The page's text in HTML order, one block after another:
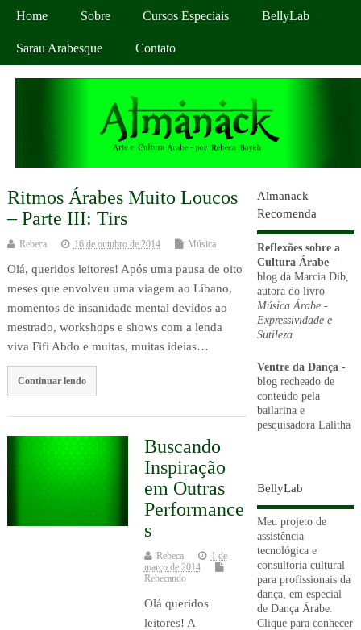
Home Sobre Cursos Especiais BellyLab
Sarau Arabesque Contato
Ritmos Árabes Muito Loucos
– Parte III: Tirs
Rebeca 16 de outubro de 2014 Música
Olá, queridos leitores! Após uma pausa de oito
meses que envolveu uma viagem ao Líbano,
momentos de insanidade mental devidos ao
mestrado, workshops e shows com a lenda
viva Fifi Abdo e muitas, muitas ideias…
Continuar lendo
Buscando
Inspiração
em Outras
Performance
s
Rebeca
1 de
março de 2014
Rebecando
Olá queridos
leitores! A
Almanack
Recomenda
Reflexões sobre a
Cultura Árabe-
blog da Marcia Dib,
autora do livro
Música Árabe -
Expressividade e
Sutileza
Ventre da Dança-
blog recheado de
conteúdo pela
bailarina e
pesquisadora Lalitha
BellyLab
Meu projeto de
assistência
tecnológica e
consultoria cultural
para profissionais da
dança, em especial
de Dança Árabe.
Clique para conhecer